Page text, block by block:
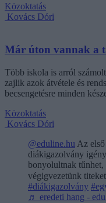
Közoktatás
Kovács Dóri
Már úton vannak a
Több iskola is arról
zajlik azok átvétele és
becsengetésre minden
Közoktatás
Kovács Dóri
@eduline.hu Az
diákigazolvány
bonyolultnak tűnhet,
végigvezetünk
#diákigazolvány
♬ eredeti hang -